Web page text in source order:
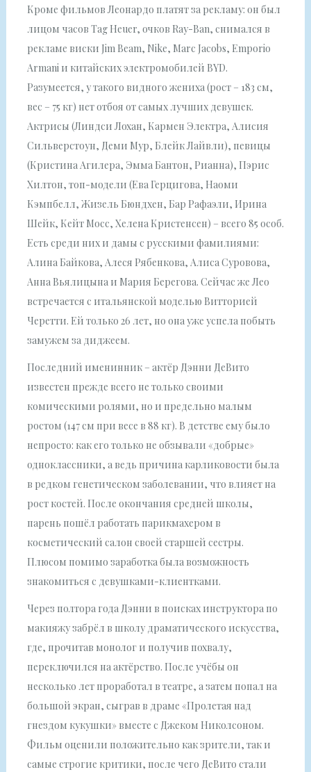
Кроме фильмов Леонардо платят за рекламу: он был
лицом часов Tag Heuer, очков Ray-Ban, снимался в
рекламе виски Jim Beam, Nike, Marc Jacobs, Emporio
Armani и китайских электромобилей BYD.
Разумеется, у такого видного жениха (рост – 183 см,
вес – 75 кг) нет отбоя от самых лучших девушек.
Актрисы (Линдси Лохан, Кармен Электра, Алисия
Сильверстоун, Деми Мур, Блейк Лайвли), певицы
(Кристина Агилера, Эмма Бантон, Рианна), Пэрис
Хилтон, топ-модели (Ева Герцигова, Наоми
Кэмпбелл, Жизель Бюндхен, Бар Рафаэли, Ирина
Шейк, Кейт Мосс, Хелена Кристенсен) – всего 85 особ.
Есть среди них и дамы с русскими фамилиями:
Алина Байкова, Алеся Рябенкова, Алиса Суровова,
Анна Вьялицына и Мария Берегова. Сейчас же Лео
встречается с итальянской моделью Витторией
Черетти. Ей только 26 лет, но она уже успела побыть
замужем за диджеем.
Последний именинник – актёр Дэнни ДеВито
известен прежде всего не только своими
комическими ролями, но и предельно малым
ростом (147 см при весе в 88 кг). В детстве ему было
непросто: как его только не обзывали «добрые»
одноклассники, а ведь причина карликовости была
в редком генетическом заболевании, что влияет на
рост костей. После окончания средней школы,
парень пошёл работать парикмахером в
косметический салон своей старшей сестры.
Плюсом помимо заработка была возможность
знакомиться с девушками-клиентками.
Через полтора года Дэнни в поисках инструктора по
макияжу забрёл в школу драматического искусства,
где, прочитав монолог и получив похвалу,
переключился на актёрство. После учёбы он
несколько лет проработал в театре, а затем попал на
большой экран, сыграв в драме «Пролетая над
гнездом кукушки» вместе с Джеком Николсоном.
Фильм оценили положительно как зрители, так и
самые строгие критики, после чего ДеВито стали